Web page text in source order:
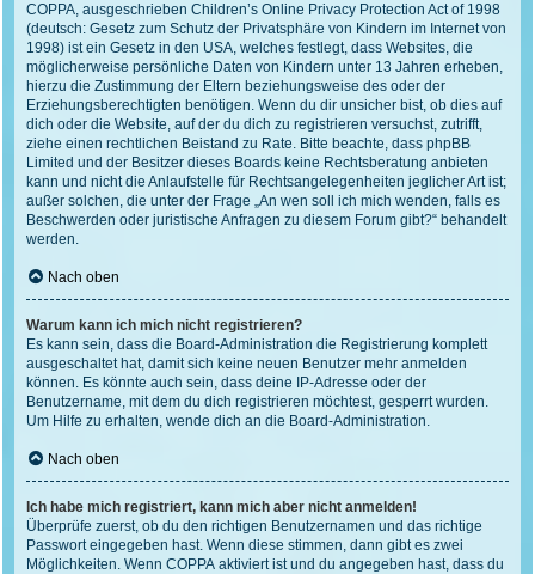
COPPA, ausgeschrieben Children’s Online Privacy Protection Act of 1998
(deutsch: Gesetz zum Schutz der Privatsphäre von Kindern im Internet von
1998) ist ein Gesetz in den USA, welches festlegt, dass Websites, die
möglicherweise persönliche Daten von Kindern unter 13 Jahren erheben,
hierzu die Zustimmung der Eltern beziehungsweise des oder der
Erziehungsberechtigten benötigen. Wenn du dir unsicher bist, ob dies auf
dich oder die Website, auf der du dich zu registrieren versuchst, zutrifft,
ziehe einen rechtlichen Beistand zu Rate. Bitte beachte, dass phpBB
Limited und der Besitzer dieses Boards keine Rechtsberatung anbieten
kann und nicht die Anlaufstelle für Rechtsangelegenheiten jeglicher Art ist;
außer solchen, die unter der Frage „An wen soll ich mich wenden, falls es
Beschwerden oder juristische Anfragen zu diesem Forum gibt?“ behandelt
werden.
Nach oben
Warum kann ich mich nicht registrieren?
Es kann sein, dass die Board-Administration die Registrierung komplett
ausgeschaltet hat, damit sich keine neuen Benutzer mehr anmelden
können. Es könnte auch sein, dass deine IP-Adresse oder der
Benutzername, mit dem du dich registrieren möchtest, gesperrt wurden.
Um Hilfe zu erhalten, wende dich an die Board-Administration.
Nach oben
Ich habe mich registriert, kann mich aber nicht anmelden!
Überprüfe zuerst, ob du den richtigen Benutzernamen und das richtige
Passwort eingegeben hast. Wenn diese stimmen, dann gibt es zwei
Möglichkeiten. Wenn COPPA aktiviert ist und du angegeben hast, dass du